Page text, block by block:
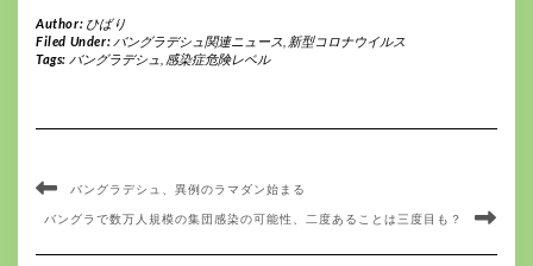
Author: ひばり
Filed Under: バングラデシュ関連ニュース 新型コロナウイルス
Tags: バングラデシュ 感染症危険レベル
バングラデシュ、異例のラマダン始まる
バングラで数万人規模の集団感染の可能性、二度あることは三度目も？